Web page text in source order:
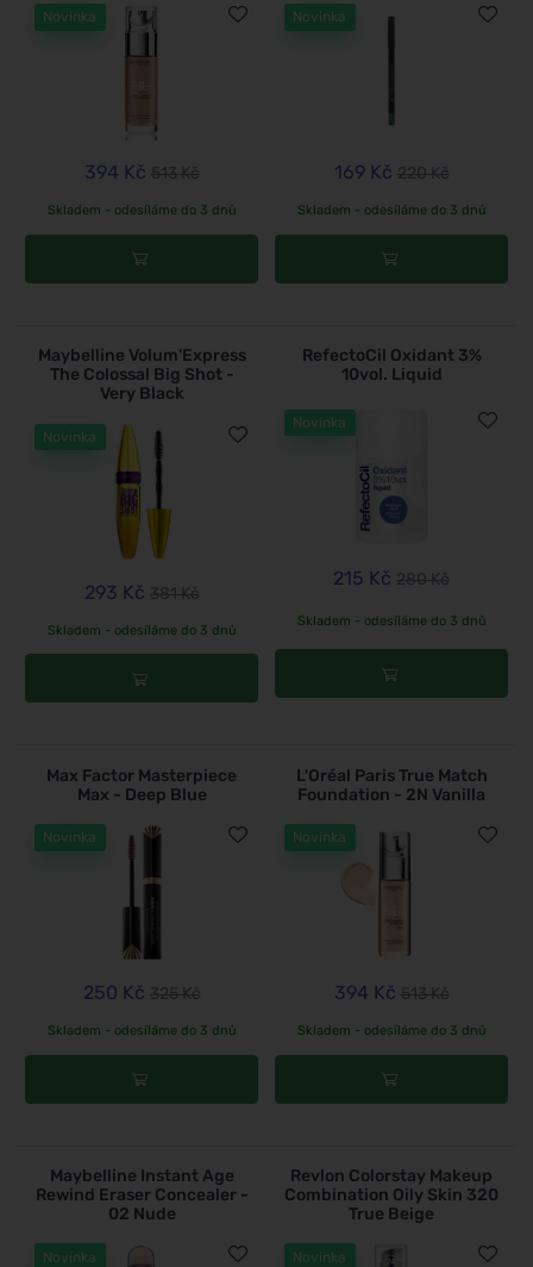
Novinka
394 Kč 513 Kč
Skladem - odesíláme do 3 dnů
Novinka
169 Kč 220 Kč
Skladem - odesíláme do 3 dnů
Maybelline Volum'Express
The Colossal Big Shot -
Very Black
Novinka
293 Kč 381 Kč
Skladem - odesíláme do 3 dnů
RefectoCil Oxidant 3%
10vol. Liquid
Novinka
215 Kč 280 Kč
Skladem - odesíláme do 3 dnů
Max Factor Masterpiece
Max - Deep Blue
Novinka
250 Kč 325 Kč
Skladem - odesíláme do 3 dnů
L'Oréal Paris True Match
Foundation - 2N Vanilla
Novinka
394 Kč 513 Kč
Skladem - odesíláme do 3 dnů
Maybelline Instant Age
Rewind Eraser Concealer -
02 Nude
Novinka
Revlon Colorstay Makeup
Combination Oily Skin 320
True Beige
Novinka